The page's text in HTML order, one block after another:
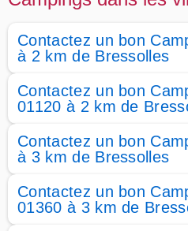
Contactez un bon
à 2 km de Bressolles
Contactez un bon
01120 à 2 km de
Contactez un bon
à 3 km de Bressolles
Contactez un bon
01360 à 3 km de